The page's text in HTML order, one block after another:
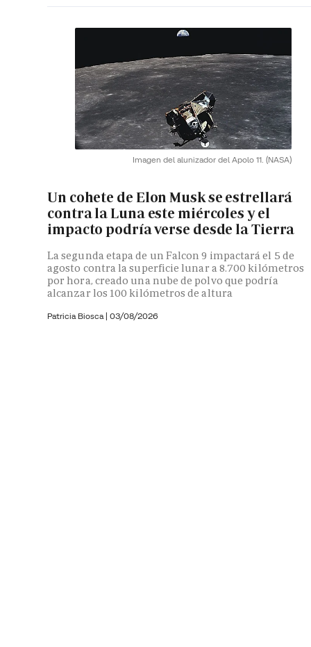
Imagen del alunizador del Apolo 11. (NASA)
Un cohete de Elon Musk se estrellará
contra la Luna este miércoles y el
impacto podría verse desde la Tierra
La segunda etapa de un Falcon 9 impactará el 5 de
agosto contra la superficie lunar a 8.700 kilómetros
por hora, creado una nube de polvo que podría
alcanzar los 100 kilómetros de altura
Patricia Biosca | 03/08/2026